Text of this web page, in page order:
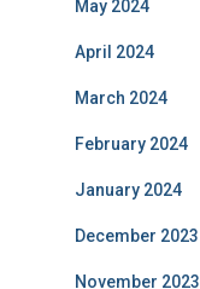
May 2024
April 2024
March 2024
February 2024
January 2024
December 2023
November 2023